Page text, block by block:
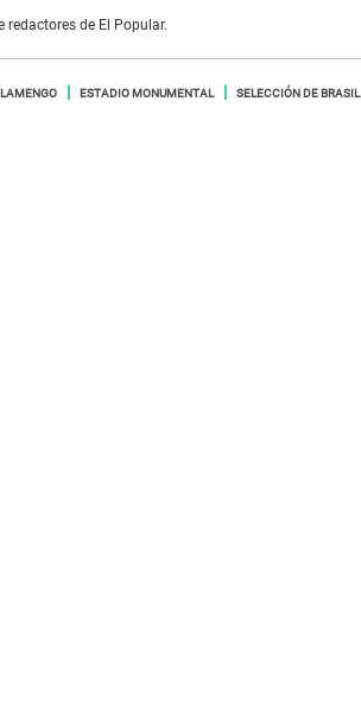
de El Popular.
ESTADIO MONUMENTAL SELECCIÓN DE BRASIL